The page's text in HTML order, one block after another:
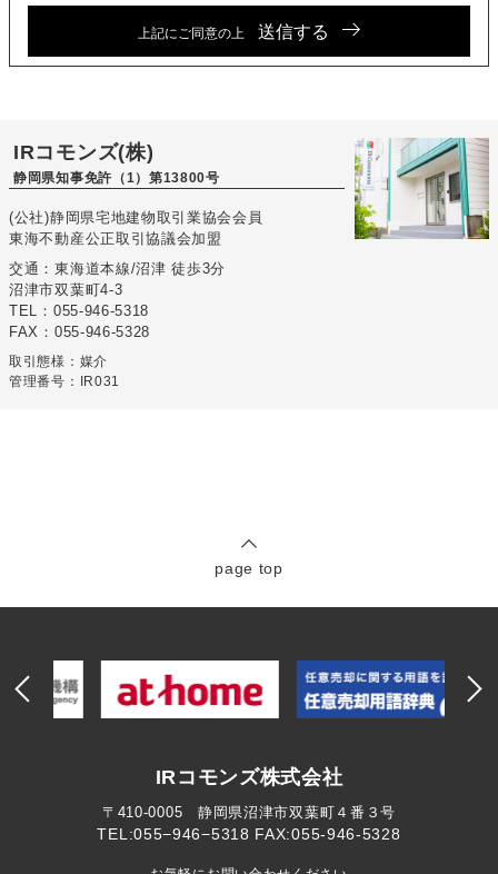
上記にご同意の上 送信する
IRコモンズ(株)
静岡県知事免許（1）第13800号
(公社)静岡県宅地建物取引業協会会員
東海不動産公正取引協議会加盟
交通：東海道本線/沼津 徒歩3分
沼津市双葉町4-3
TEL：055-946-5318
FAX：055-946-5328
取引態様：媒介
管理番号：IR031
page top
IRコモンズ株式会社
〒410-0005 静岡県沼津市双葉町４番３号
TEL:055−946−5318 FAX:055-946-5328